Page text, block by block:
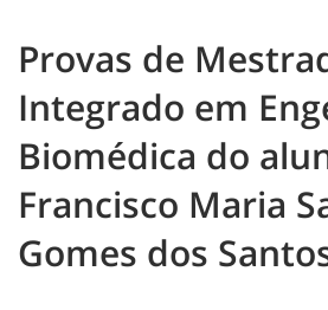
Provas de
Integrado em
Biomédica do
Francisco Maria
Gomes dos